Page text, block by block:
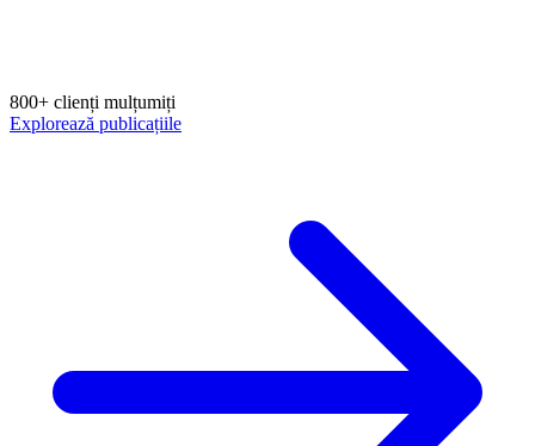
800+ clienți mulțumiți
Explorează publicațiile